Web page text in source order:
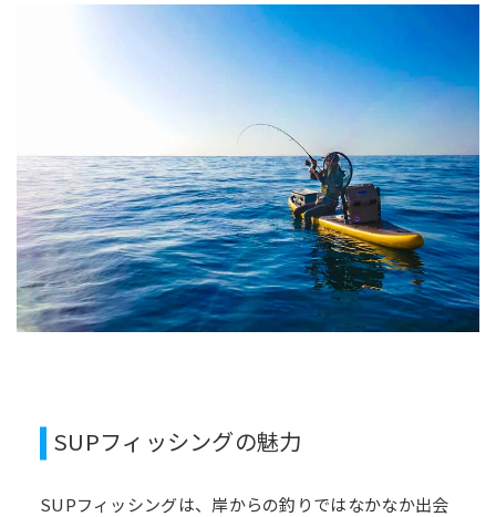
SUPフィッシングの魅力
SUPフィッシングは、岸からの釣りではなかなか出会